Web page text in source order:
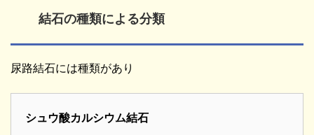
結石の種類による分類
尿路結石には種類があり
シュウ酸カルシウム結石